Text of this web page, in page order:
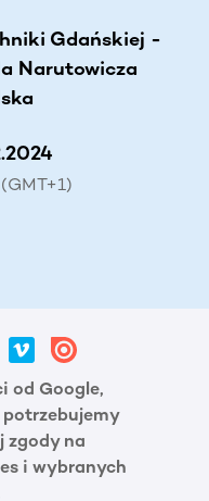
Gdańskiej -
Narutowicza
od Google,
zgody na
i wybranych